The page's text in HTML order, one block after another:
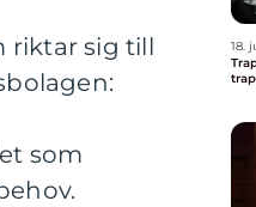
riktar sig till
som
18.